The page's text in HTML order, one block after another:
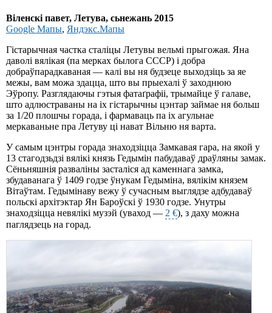
Віленскі павет, Летува, сьнежань 2015
Google Мапы, Яндэкс.Мапы
Гістарычная частка сталіцы Летувы вельмі прыгожая. Яна
даволі вялікая (па мерках былога СССР) і добра
добраўпарадкаваная — калі вы ня будзеце выходзіць за яе
межы, вам можа здацца, што вы прыехалі ў заходнюю
Эўропу. Разглядаючы гэтыя фатаґрафіі, трымайце ў галаве,
што адлюстраваны на іх гістарычны цэнтар займае ня больш
за 1/20 плошчы горада, і фармаваць па іх агульнае
меркаваньне пра Летуву ці нават Вільню ня варта.
У самым цэнтры горада знаходзіцца Замкавая гара, на якой у
13 стагодзьдзі вялікі князь Гедымін пабудаваў драўляны замак.
Сёньняшнія разваліны засталіся ад каменнага замка,
збудаванага ў 1409 годзе ўнукам Гедыміна, вялікім князем
Вітаўтам. Гедымінаву вежу ў сучасным выглядзе адбудаваў
польскі архітэктар Ян Бароўскі ў 1930 годзе. Унутры
знаходзіцца невялікі музэй (уваход — 2 €), з даху можна
паглядзець на горад.